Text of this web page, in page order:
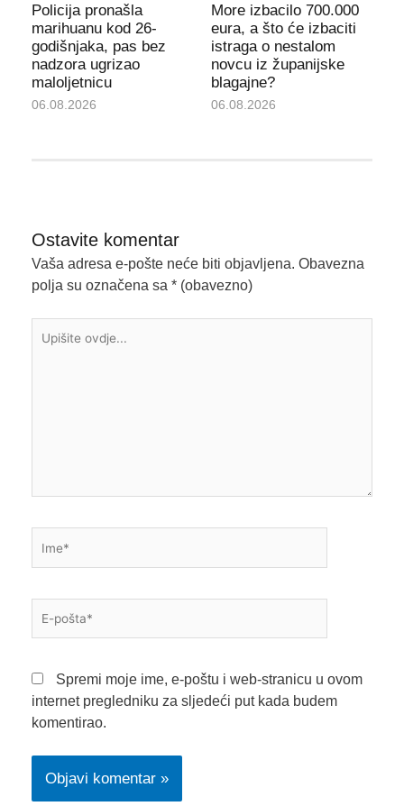
Policija pronašla
marihuanu kod 26-
godišnjaka, pas bez
nadzora ugrizao
maloljetnicu
06.08.2026
More izbacilo 700.000
eura, a što će izbaciti
istraga o nestalom
novcu iz županijske
blagajne?
06.08.2026
Ostavite komentar
Vaša adresa e-pošte neće biti objavljena. Obavezna
polja su označena sa * (obavezno)
ovdje...
pošta*
Spremi moje ime, e-poštu i web-stranicu u ovom
internet pregledniku za sljedeći put kada budem
komentirao.